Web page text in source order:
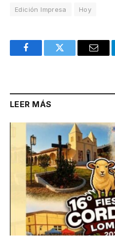
Edición Impresa Hoy
FacebookTwitter Email
LEER MÁS